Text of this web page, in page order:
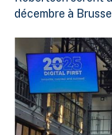
décembre à